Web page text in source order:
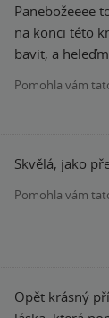
Panebožeeee
na konci této
Pomohla vám
Skvělá, jako
Pomohla vám
Opět krásný